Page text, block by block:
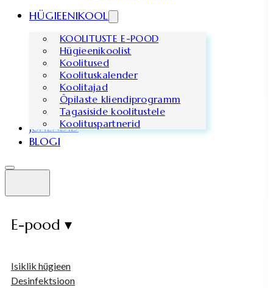
HÜGIEENIKOOL
KOOLITUSTE E-POOD
Hügieenikoolist
Koolitused
Koolituskalender
Koolitajad
Õpilaste kliendiprogramm
Tagasiside koolitustele
Koolituspartnerid
JUHENDID
BLOGI
E-pood ▾
Isiklik hügieen
Desinfektsioon